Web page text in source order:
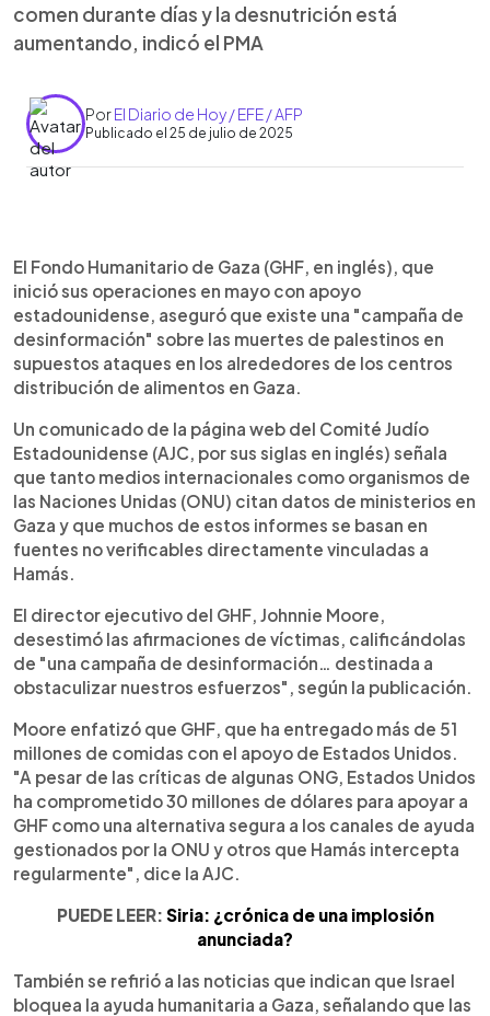
comen durante días y la desnutrición está
aumentando, indicó el PMA
PorEl Diario de Hoy / EFE / AFP
Publicado el 25 de julio de 2025
► Escuchar artículo
El Fondo Humanitario de Gaza (GHF, en inglés), que
inició sus operaciones en mayo con apoyo
estadounidense, aseguró que existe una "campaña de
desinformación" sobre las muertes de palestinos en
supuestos ataques en los alrededores de los centros
distribución de alimentos en Gaza.
Un comunicado de la página web del Comité Judío
Estadounidense (AJC, por sus siglas en inglés) señala
que tanto medios internacionales como organismos de
las Naciones Unidas (ONU) citan datos de ministerios en
Gaza y que muchos de estos informes se basan en
fuentes no verificables directamente vinculadas a
Hamás.
El director ejecutivo del GHF, Johnnie Moore,
desestimó las afirmaciones de víctimas, calificándolas
de "una campaña de desinformación… destinada a
obstaculizar nuestros esfuerzos", según la publicación.
Moore enfatizó que GHF, que ha entregado más de 51
millones de comidas con el apoyo de Estados Unidos.
"A pesar de las críticas de algunas ONG, Estados Unidos
ha comprometido 30 millones de dólares para apoyar a
GHF como una alternativa segura a los canales de ayuda
gestionados por la ONU y otros que Hamás intercepta
regularmente", dice la AJC.
PUEDE LEER: Siria: ¿crónica de una implosión
anunciada?
También se refirió a las noticias que indican que Israel
bloquea la ayuda humanitaria a Gaza, señalando que las